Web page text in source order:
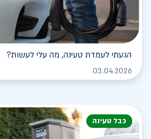
הגעתי לעמדת טעינה, מה עלי לעשות?
03.04.2026
כבל טעינה